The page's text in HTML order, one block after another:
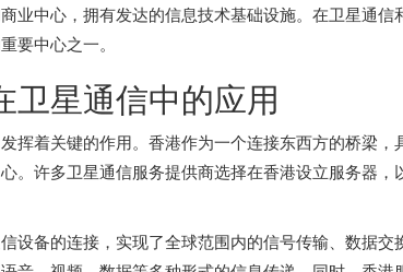
业中心，拥有发达的信息技术基础设施。在卫星通
要中心之一。
卫星通信中的应用
挥着关键的作用。香港作为一个连接东西方的桥梁
。许多卫星通信服务提供商选择在香港设立服务器
设备的连接，实现了全球范围内的信号传输、数据